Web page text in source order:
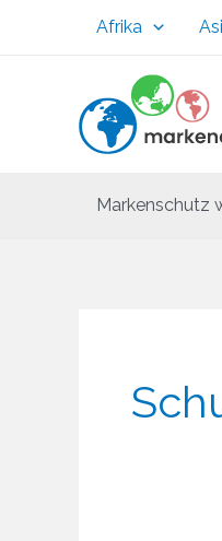
Afrika
Markenschutz